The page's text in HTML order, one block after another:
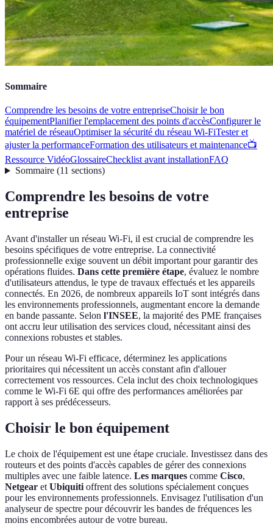
Sommaire
Comprendre les besoins de votre entrepriseChoisir le bon
équipementPlanifier l'emplacement des points d'accèsConfigurer le
matériel de réseauOptimiser la sécurité du réseau Wi-FiTester et
ajuster la performanceFormation des utilisateurs et maintenance📺
Ressource VidéoGlossaireChecklist avant installationFAQ
Sommaire(11 sections)
Comprendre les besoins de votre
entreprise
Avant d'installer un réseau Wi-Fi, il est crucial de comprendre les
besoins spécifiques de votre entreprise. La connectivité
professionnelle exige souvent un débit important pour garantir des
opérations fluides. Dans cette première étape, évaluez le nombre
d'utilisateurs attendus, le type de travaux effectués et les appareils
connectés. En 2026, de nombreux appareils IoT sont intégrés dans
les environnements professionnels, augmentant encore la demande
en bande passante. Selon l'INSEE, la majorité des PME françaises
ont accru leur utilisation des services cloud, nécessitant ainsi des
connexions robustes et stables.
Pour un réseau Wi-Fi efficace, déterminez les applications
prioritaires qui nécessitent un accès constant afin d'allouer
correctement vos ressources. Cela inclut des choix technologiques
comme le Wi-Fi 6E qui offre des performances améliorées par
rapport à ses prédécesseurs.
Choisir le bon équipement
Le choix de l'équipement est une étape cruciale. Investissez dans des
routeurs et des points d'accès capables de gérer des connexions
multiples avec une faible latence. Les marques comme Cisco,
Netgear et Ubiquiti offrent des solutions spécialement conçues
pour les environnements professionnels. Envisagez l'utilisation d'un
analyseur de spectre pour découvrir les bandes de fréquences les
moins encombrées autour de votre bureau.